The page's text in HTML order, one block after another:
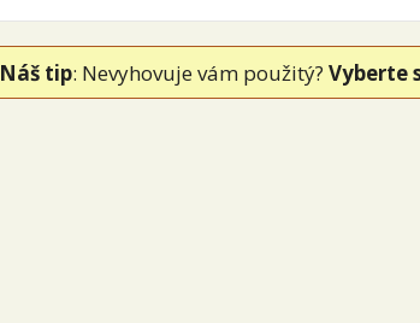
Náš tip: Nevyhovuje vám použitý? Vyberte